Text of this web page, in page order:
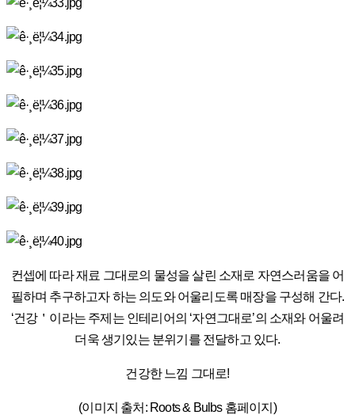
컨셉에 따라 재료 그대로의 물성을 살린 소재로 자연스러움을 어
필하며 추구하고자 하는 의도와 어울리도록 매장을 구성해 간다.
‘건강＇이라는 주제는 인테리어의 ‘자연그대로’의 소재와 어울려
더욱 생기있는 분위기를 전달하고 있다.
건강한 느낌 그대로!
(이미지 출처: Roots & Bulbs 홈페이지)